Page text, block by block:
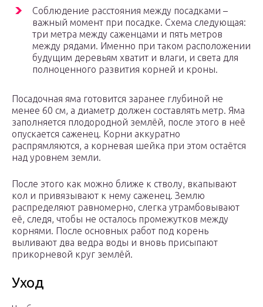
Соблюдение расстояния между посадками –
важный момент при посадке. Схема следующая:
три метра между саженцами и пять метров
между рядами. Именно при таком расположении
будущим деревьям хватит и влаги, и света для
полноценного развития корней и кроны.
Посадочная яма готовится заранее глубиной не
менее 60 см, а диаметр должен составлять метр. Яма
заполняется плодородной землёй, после этого в неё
опускается саженец. Корни аккуратно
распрямляются, а корневая шейка при этом остаётся
над уровнем земли.
После этого как можно ближе к стволу, вкапывают
кол и привязывают к нему саженец. Землю
распределяют равномерно, слегка утрамбовывают
её, следя, чтобы не осталось промежутков между
корнями. После основных работ под корень
выливают два ведра воды и вновь присыпают
прикорневой круг землёй.
Уход